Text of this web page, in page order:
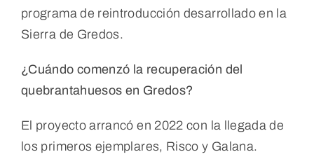
programa de reintroducción desarrollado en la
Sierra de Gredos.
¿Cuándo comenzó la recuperación del
quebrantahuesos en Gredos?
El proyecto arrancó en 2022 con la llegada de
los primeros ejemplares, Risco y Galana.